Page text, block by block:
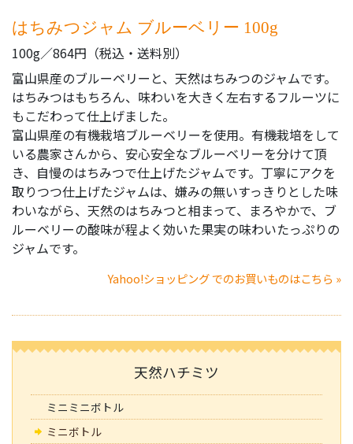
はちみつジャム ブルーベリー 100g
100g／864円（税込・送料別）
富山県産のブルーベリーと、天然はちみつのジャムです。
はちみつはもちろん、味わいを大きく左右するフルーツに
もこだわって仕上げました。
富山県産の有機栽培ブルーベリーを使用。有機栽培をして
いる農家さんから、安心安全なブルーベリーを分けて頂
き、自慢のはちみつで仕上げたジャムです。丁寧にアクを
取りつつ仕上げたジャムは、嫌みの無いすっきりとした味
わいながら、天然のはちみつと相まって、まろやかで、ブ
ルーベリーの酸味が程よく効いた果実の味わいたっぷりの
ジャムです。
Yahoo!ショッピング でのお買いものはこちら »
天然ハチミツ
ミニミニボトル
ミニボトル